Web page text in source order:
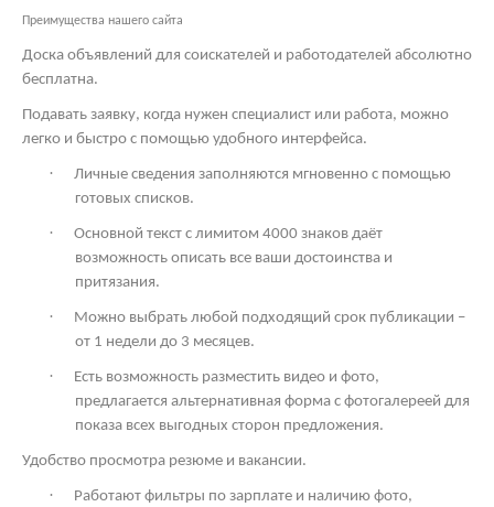
Преимущества нашего сайта
Доска объявлений для соискателей и работодателей абсолютно
бесплатна.
Подавать заявку, когда нужен специалист или работа, можно
легко и быстро с помощью удобного интерфейса.
·
Личные сведения заполняются мгновенно с помощью
готовых списков.
·
Основной текст с лимитом 4000 знаков даёт
возможность описать все ваши достоинства и
притязания.
·
Можно выбрать любой подходящий срок публикации –
от 1 недели до 3 месяцев.
·
Есть возможность разместить видео и фото,
предлагается альтернативная форма с фотогалереей для
показа всех выгодных сторон предложения.
Удобство просмотра резюме и вакансии.
·
Работают фильтры по зарплате и наличию фото,